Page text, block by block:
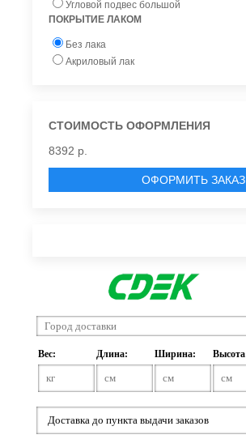
Угловой подвес большой
ПОКРЫТИЕ ЛАКОМ
Без лака
Акриловый лак
СТОИМОСТЬ ОФОРМЛЕНИЯ
8392 р.
ОФОРМИТЬ ЗАКАЗ